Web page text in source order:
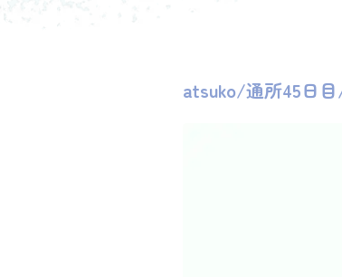
atsuko/通所45日